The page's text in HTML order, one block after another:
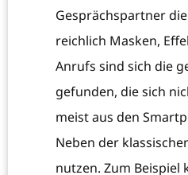
Gesprächspartner
reichlich Masken,
Anrufs sind sich die
gefunden, die sich
meist aus den
Neben der
nutzen. Zum